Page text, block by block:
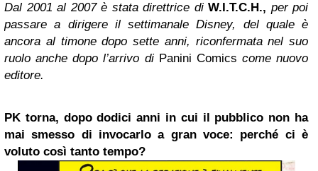
Dal 2001 al 2007 è stata direttrice di W.I.T.C.H., per poi
passare a dirigere il settimanale Disney, del quale è
ancora al timone dopo sette anni, riconfermata nel suo
ruolo anche dopo l’arrivo di Panini Comics come nuovo
editore.
PK torna, dopo dodici anni in cui il pubblico non ha
mai smesso di invocarlo a gran voce: perché ci è
voluto così tanto tempo?